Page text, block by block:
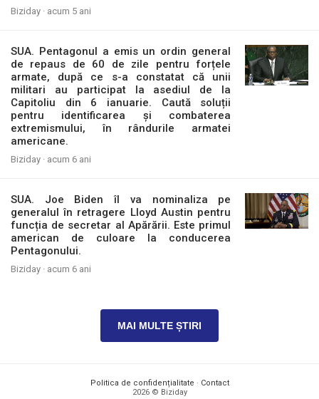
Biziday · acum 5 ani
SUA. Pentagonul a emis un ordin general
de repaus de 60 de zile pentru forțele
armate, după ce s-a constatat că unii
militari au participat la asediul de la
Capitoliu din 6 ianuarie. Caută soluții
pentru identificarea și combaterea
extremismului, în rândurile armatei
americane.
Biziday · acum 6 ani
SUA. Joe Biden îl va nominaliza pe
generalul în retragere Lloyd Austin pentru
funcția de secretar al Apărării. Este primul
american de culoare la conducerea
Pentagonului.
Biziday · acum 6 ani
MAI MULTE ȘTIRI
Politica de confidențialitate · Contact
2026 © Biziday